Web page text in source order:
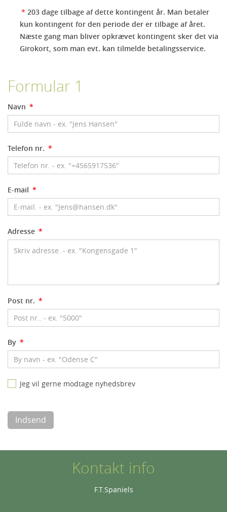
* 203 dage tilbage af dette kontingent år. Man betaler
kun kontingent for den periode der er tilbage af året.
Næste gang man bliver opkrævet kontingent sker det via
Girokort, som man evt. kan tilmelde betalingsservice.
Formular 1
Navn *
Telefon nr. *
E-mail *
Adresse *
Post nr. *
By *
Jeg vil gerne modtage nyhedsbrev
Indsend
Kontakt info
F.T.Spaniels